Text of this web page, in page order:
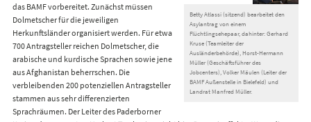
Betty Atlassi (sitzend) bearbeitet den
Asylantrag von einem
Flüchtlingsehepaar, dahinter: Gerhard
Kruse (Teamleiter der
Ausländerbehörde), Horst-Hermann
Müller (Geschäftsführer des
Jobcenters), Volker Mäulen (Leiter der
BAMF Außenstelle in Bielefeld) und
Landrat Manfred Müller.
das BAMF vorbereitet. Zunächst müssen
Dolmetscher für die jeweiligen
Herkunftsländer organisiert werden. Für etwa
700 Antragsteller reichen Dolmetscher, die
arabische und kurdische Sprachen sowie jene
aus Afghanistan beherrschen. Die
verbleibenden 200 potenziellen Antragsteller
stammen aus sehr differenzierten
Sprachräumen. Der Leiter des Paderborner